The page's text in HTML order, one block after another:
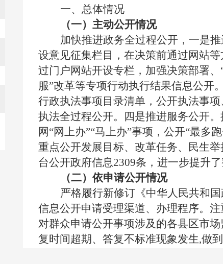
一、总体情况
（一）主动公开情况
加快推进政务全过程公开，一是
设意见征集栏目，在决策前通过网站
过门户网站开设专栏，加强决策部署
服”改革等专项行动执行结果信息公开
行政执法事项目录清单，公开执法事
执法全过程公开。四是推进服务公开
网“网上办”“马上办”事项，公开“最多
重点公开发展目标、改革任务、民生
台公开政府信息2309条，进一步提升了
（二）依申请公开情况
严格履行新修订《中华人民共和
信息公开申请受理渠道、办理程序。
对群众申请公开事项涉及的各县区市
复时间超期、答复不标准现象发生,做